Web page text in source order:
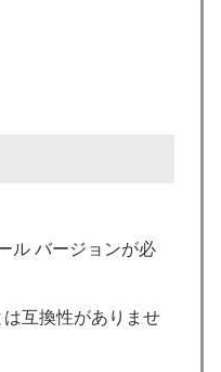
ル バージョンが必
互換性がありませ